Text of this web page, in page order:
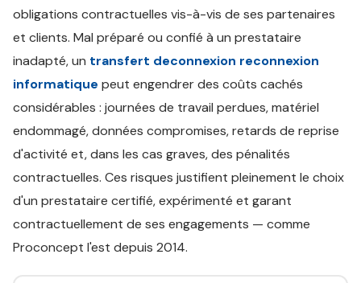
obligations contractuelles vis-à-vis de ses partenaires
et clients. Mal préparé ou confié à un prestataire
inadapté, un transfert deconnexion reconnexion
informatique peut engendrer des coûts cachés
considérables : journées de travail perdues, matériel
endommagé, données compromises, retards de reprise
d'activité et, dans les cas graves, des pénalités
contractuelles. Ces risques justifient pleinement le choix
d'un prestataire certifié, expérimenté et garant
contractuellement de ses engagements — comme
Proconcept l'est depuis 2014.